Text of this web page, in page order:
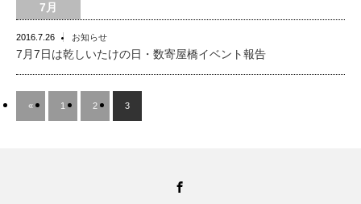
7月
2016.7.26 お知らせ
7月7日は乾しいたけの日・数寄屋橋イベント報告
« 1 2 3